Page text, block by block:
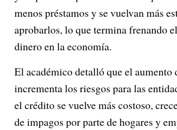
menos préstamos y se vuelvan más
aprobarlos, lo que termina frenando
dinero en la economía.
El académico detalló que el aumento
incrementa los riesgos para las
el crédito se vuelve más costoso,
de impagos por parte de hogares y